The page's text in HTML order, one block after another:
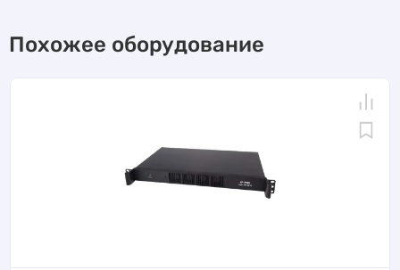
Похожее оборудование